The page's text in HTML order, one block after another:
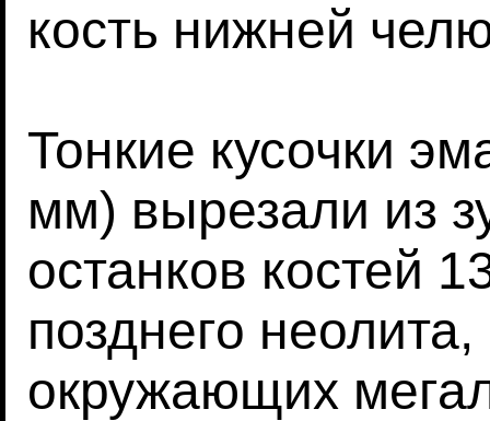
кость нижней
Тонкие кусочки
мм) вырезали из
останков костей
позднего
окружающих